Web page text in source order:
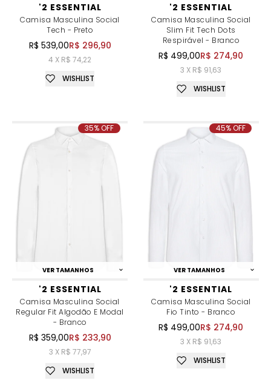
'2 ESSENTIAL
Camisa Masculina Social
Tech - Preto
R$ 539,00R$ 296,90
4 X R$ 74,22
WISHLIST
'2 ESSENTIAL
Camisa Masculina Social
Slim Fit Tech Dots
Respirável - Branco
R$ 499,00R$ 274,90
3 X R$ 91,63
WISHLIST
VER TAMANHOS
'2 ESSENTIAL
Camisa Masculina Social
Regular Fit Algodão E Modal
- Branco
R$ 359,00R$ 233,90
3 X R$ 77,97
35% OFF
WISHLIST
VER TAMANHOS
'2 ESSENTIAL
Camisa Masculina Social
Fio Tinto - Branco
R$ 499,00R$ 274,90
3 X R$ 91,63
45% OFF
WISHLIST